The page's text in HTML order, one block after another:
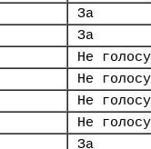
За
За
Не
Не
Не
Не
За